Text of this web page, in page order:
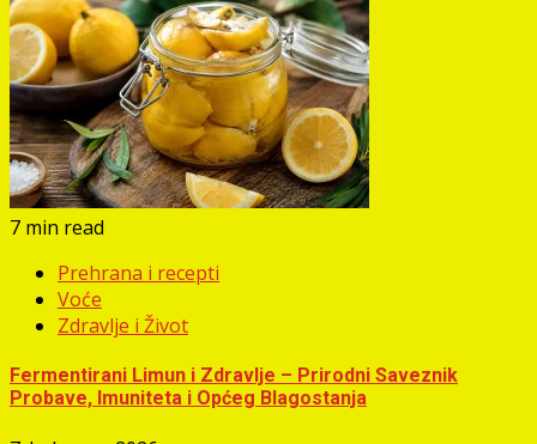
7 min read
Prehrana i recepti
Voće
Zdravlje i Život
Fermentirani Limun i Zdravlje – Prirodni Saveznik
Probave, Imuniteta i Općeg Blagostanja